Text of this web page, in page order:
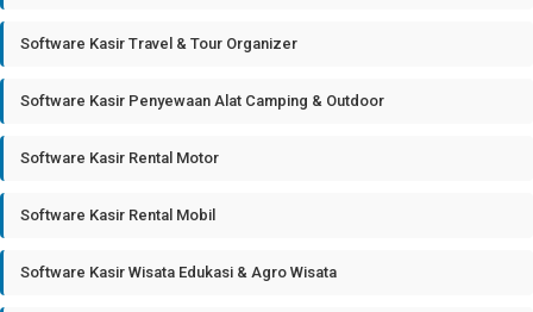
Software Kasir Travel & Tour Organizer
Software Kasir Penyewaan Alat Camping & Outdoor
Software Kasir Rental Motor
Software Kasir Rental Mobil
Software Kasir Wisata Edukasi & Agro Wisata